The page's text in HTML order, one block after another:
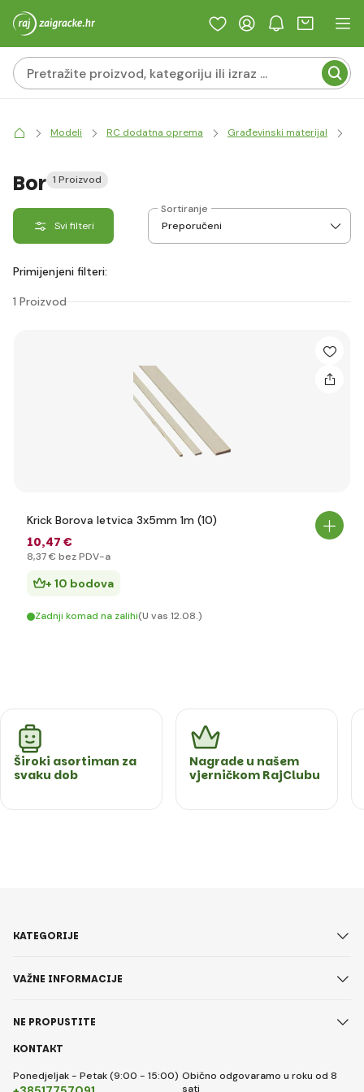
Modeli RC dodatna oprema Građevinski materijal
Bor 1 Proizvod
Svi filteri
Sortiranje
Primijenjeni filteri:
1 Proizvod
Krick Borova letvica 3x5mm 1m (10)
10,47 €
8,37 € bez PDV-a
+ 10 bodova
Zadnji komad na zalihi(U vas 12.08.)
Široki asortiman za
svaku dob
Nagrade u našem
vjerničkom RajClubu
KONTAKT
Ponedjeljak - Petak (9:00 - 15:00) Obično odgovaramo u roku od 8
sati
KATEGORIJE
VAŽNE INFORMACIJE
NE PROPUSTITE